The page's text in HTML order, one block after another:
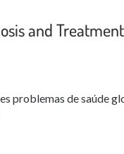
and
problemas de saúde